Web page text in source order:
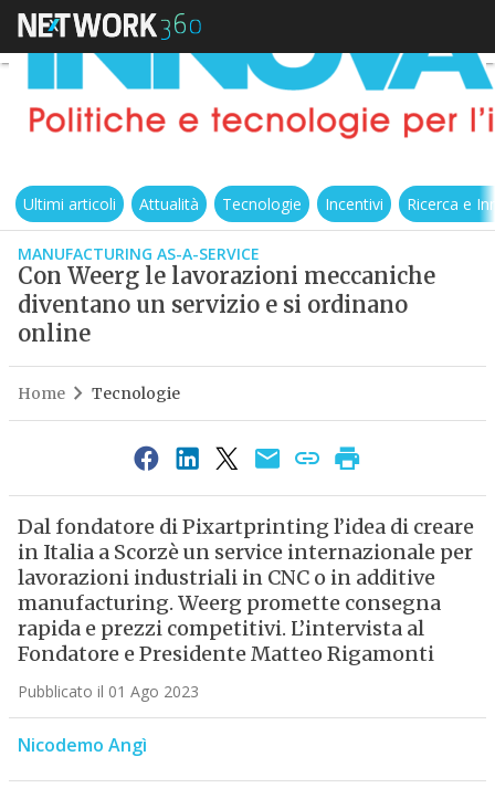
Ultimi articoli Attualità Tecnologie Incentivi Ricerca e
MANUFACTURING AS-A-SERVICE
Con Weerg le lavorazioni meccaniche
diventano un servizio e si ordinano
online
Home Tecnologie
Dal fondatore di Pixartprinting l’idea di creare
in Italia a Scorzè un service internazionale per
lavorazioni industriali in CNC o in additive
manufacturing. Weerg promette consegna
rapida e prezzi competitivi. L’intervista al
Fondatore e Presidente Matteo Rigamonti
Pubblicato il 01 Ago 2023
Nicodemo Angì